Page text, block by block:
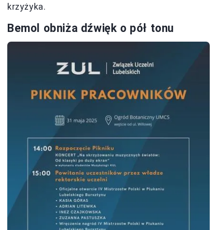
krzyżyka.
Bemol obniża dźwięk o pół tonu